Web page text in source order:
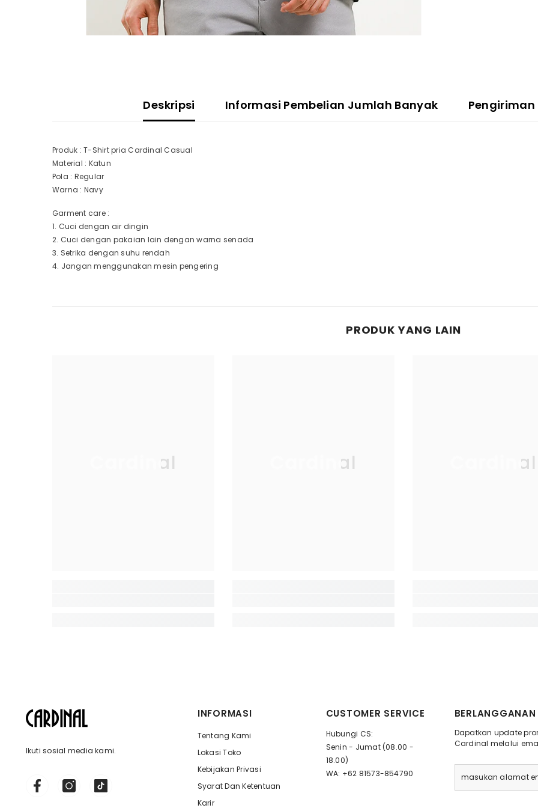
Deskripsi Informasi Pembelian Jumlah Banyak
Produk : T-Shirt pria Cardinal Casual
Material : Katun
Pola : Regular
Warna : Navy
Garment care :
1. Cuci dengan air dingin
2. Cuci dengan pakaian lain dengan warna senada
3. Setrika dengan suhu rendah
4. Jangan menggunakan mesin pengering
PRODUK YANG LAIN
Cardinal Cardinal Cardinal
Ikuti sosial media kami.
INFORMASI
Tentang Kami
Lokasi Toko
Kebijakan Privasi
Syarat Dan Ketentuan
Karir
CUSTOMER SERVICE
Hubungi CS:
Senin - Jumat (08.00 -
18.00)
WA: +62 81573-854790
BERLANGGANAN
Dapatkan update
Cardinal melalui